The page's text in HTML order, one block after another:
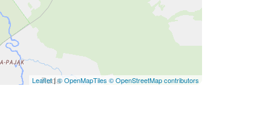
Leaflet|© OpenMapTiles © OpenStreetMap contributors